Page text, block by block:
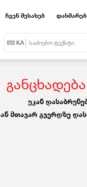
ჩვენ შესახებ
EN KA RU
უკან
ან მთავარ გვერდზე